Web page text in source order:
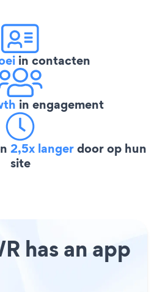
in contacten
in engagement
2,5x langerdoor op hun
site
has an app